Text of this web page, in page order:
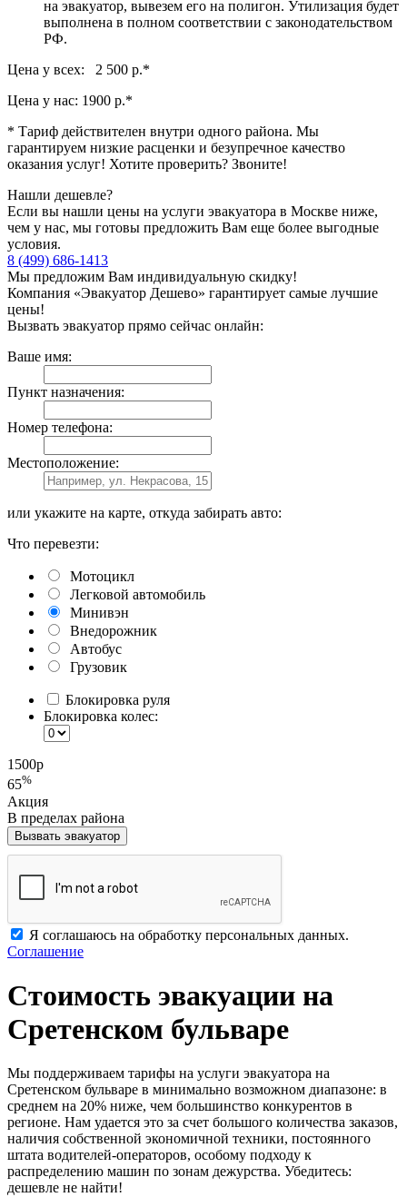
на эвакуатор, вывезем его на полигон. Утилизация будет
выполнена в полном соответствии с законодательством
РФ.
Цена у всех: 2 500 р.*
Цена у нас: 1900 р.*
* Тариф действителен внутри одного района. Мы
гарантируем низкие расценки и безупречное качество
оказания услуг! Хотите проверить? Звоните!
Нашли дешевле?
Если вы нашли цены на услуги эвакуатора в Москве ниже,
чем у нас, мы готовы предложить Вам еще более выгодные
условия.
8 (499) 686-1413
Мы предложим Вам индивидуальную скидку!
Компания «Эвакуатор Дешево» гарантирует самые лучшие
цены!
Вызвать эвакуатор прямо сейчас онлайн:
Ваше имя:
Пункт назначения:
Номер телефона:
Местоположение:
или укажите на карте, откуда забирать авто:
Что перевезти:
Мотоцикл
Легковой автомобиль
Минивэн
Внедорожник
Автобус
Грузовик
Блокировка руля
Блокировка колес:
1500р
65%
Акция
В пределах района
Вызвать эвакуатор
Я соглашаюсь на обработку персональных данных.
Соглашение
Стоимость эвакуации на
Сретенском бульваре
Мы поддерживаем тарифы на услуги эвакуатора на
Сретенском бульваре в минимально возможном диапазоне: в
среднем на 20% ниже, чем большинство конкурентов в
регионе. Нам удается это за счет большого количества заказов,
наличия собственной экономичной техники, постоянного
штата водителей-операторов, особому подходу к
распределению машин по зонам дежурства. Убедитесь:
дешевле не найти!